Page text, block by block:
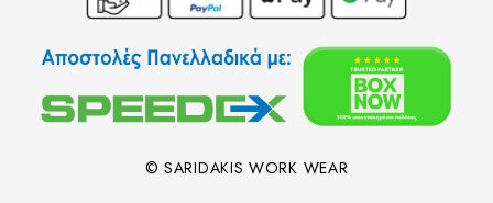
© SARIDAKIS WORK WEAR